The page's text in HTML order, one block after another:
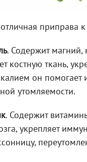
приправа
. Содержит магний,
костную ткань,
он помогает
утомляемости.
. Содержит
укрепляет